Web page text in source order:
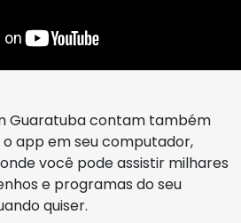
Guaratuba contam também
o app em seu computador,
você pode assistir milhares
e programas do seu
quiser.